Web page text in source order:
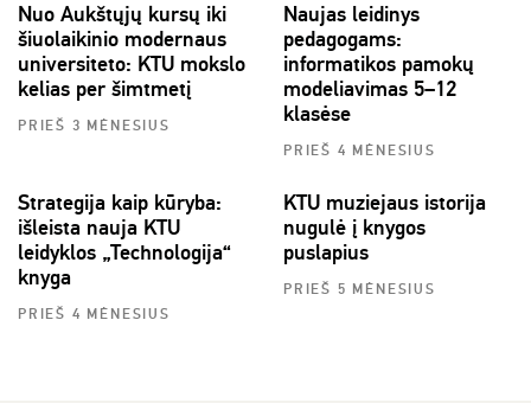
Nuo Aukštųjų kursų iki
šiuolaikinio modernaus
universiteto: KTU mokslo
kelias per šimtmetį
PRIEŠ 3 MĖNESIUS
Naujas leidinys
pedagogams:
informatikos pamokų
modeliavimas 5–12
klasėse
PRIEŠ 4 MĖNESIUS
Strategija kaip kūryba:
išleista nauja KTU
leidyklos „Technologija“
knyga
PRIEŠ 4 MĖNESIUS
KTU muziejaus istorija
nugulė į knygos
puslapius
PRIEŠ 5 MĖNESIUS